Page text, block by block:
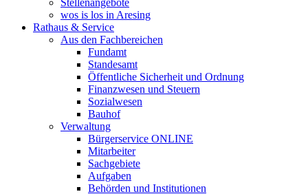
Stellenangebote
wos is los in Aresing
Rathaus & Service
Aus den Fachbereichen
Fundamt
Standesamt
Öffentliche Sicherheit und Ordnung
Finanzwesen und Steuern
Sozialwesen
Bauhof
Verwaltung
Bürgerservice ONLINE
Mitarbeiter
Sachgebiete
Aufgaben
Behörden und Institutionen